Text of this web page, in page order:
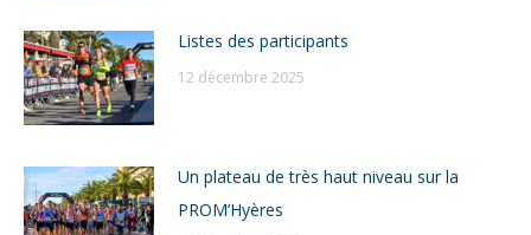
Listes des participants
12 décembre 2025
Un plateau de très haut niveau sur la
PROM’Hyères